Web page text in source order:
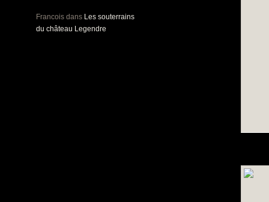
Francois dans Les souterrains
du château Legendre